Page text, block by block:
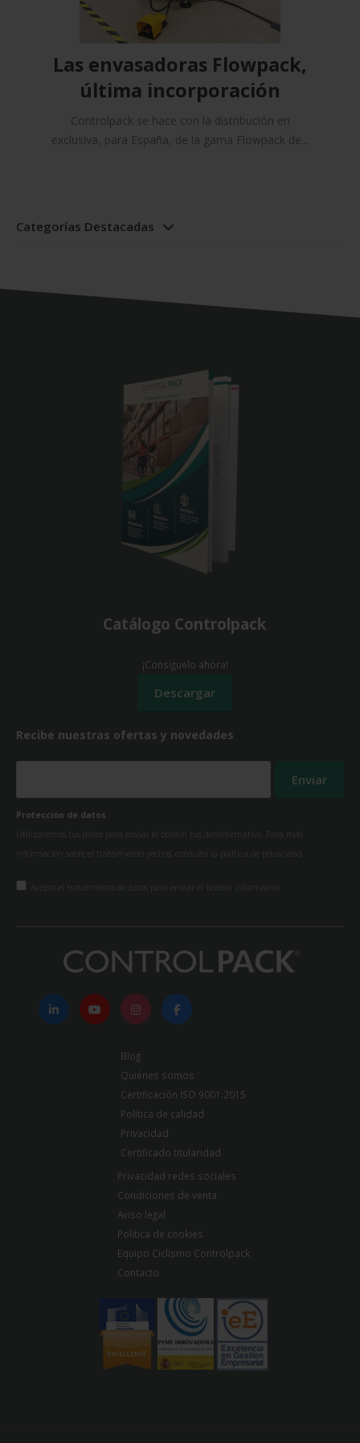
Las envasadoras Flowpack,
última incorporación
Controlpack se hace con la distribución en
exclusiva, para España, de la gama Flowpack de...
Categorías Destacadas
Recibe nuestras ofertas y novedades
Protección de datos
Utilizaremos tus datos para enviar el boletín tus derinformativo. Para más
información sobre el tratamiento yechos, consulta la política de privacidad
Acepto el tratamiento de datos para enviar el boletín informativo
Catálogo Controlpack
¡Consíguelo ahora!
Blog
Quiénes somos
Certificación ISO 9001:2015
Política de calidad
Privacidad
Certificado titularidad
Privacidad redes sociales
Condiciones de venta
Aviso legal
Política de cookies
Equipo Ciclismo Controlpack
Contacto